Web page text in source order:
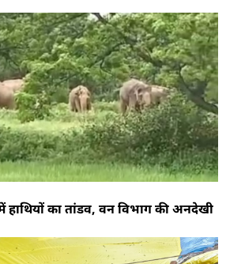
में हाथियों का तांडव, वन विभाग की अनदेखी